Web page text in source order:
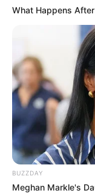
What Happens
BUZZDAY
Meghan Markle's